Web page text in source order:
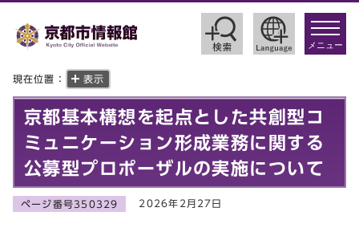
toggle
メニュー
現在位置： 表示
京都基本構想を起点とした共創型コ
ミュニケーション形成業務に関する
公募型プロポーザルの実施について
ページ番号350329 2026年2月27日